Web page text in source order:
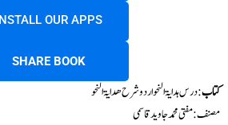
INSTALL OUR APPS
SHARE BOOK
کتاب: درس ہدایۃ النحواردو شرح ھدایۃ النحو
مصنف: مفتی محمد جاوید قاسمی